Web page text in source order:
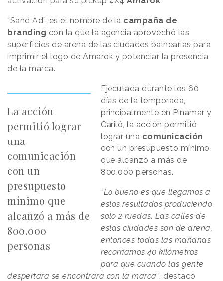
“Sand Ad”, es el nombre de la campaña de
branding con la que la agencia aprovechó las
superficies de arena de las ciudades balnearias para
imprimir el logo de Amarok y potenciar la presencia
de la marca.
La acción
permitió lograr
una
comunicación
con un
presupuesto
mínimo que
alcanzó a más de
800.000
personas
Ejecutada durante los 60
días de la temporada,
principalmente en Pinamar y
Cariló, la acción permitió
lograr una comunicación
con un presupuesto mínimo
que alcanzó a más de
800.000 personas.
“Lo bueno es que llegamos a
estos resultados produciendo
solo 2 ruedas. Las calles de
estas ciudades son de arena,
entonces todas las mañanas
recorríamos 40 kilómetros
para que cuando las gente
despertara se encontrara con la marca”, destacó